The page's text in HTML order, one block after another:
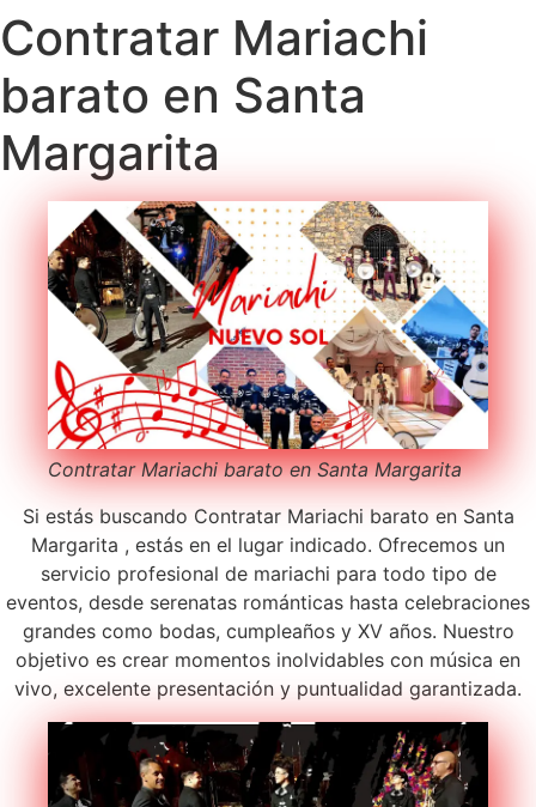
Contratar Mariachi
barato en Santa
Margarita
Contratar Mariachi barato en Santa Margarita
Si estás buscando Contratar Mariachi barato en Santa
Margarita , estás en el lugar indicado. Ofrecemos un
servicio profesional de mariachi para todo tipo de
eventos, desde serenatas románticas hasta celebraciones
grandes como bodas, cumpleaños y XV años. Nuestro
objetivo es crear momentos inolvidables con música en
vivo, excelente presentación y puntualidad garantizada.